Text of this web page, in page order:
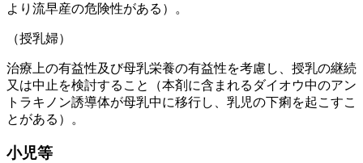
より流早産の危険性がある）。
（授乳婦）
治療上の有益性及び母乳栄養の有益性を考慮し、授乳の継続
又は中止を検討すること（本剤に含まれるダイオウ中のアン
トラキノン誘導体が母乳中に移行し、乳児の下痢を起こすこ
とがある）。
小児等